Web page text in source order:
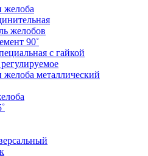
желоба
желобов
90˚
с гайкой
металлический